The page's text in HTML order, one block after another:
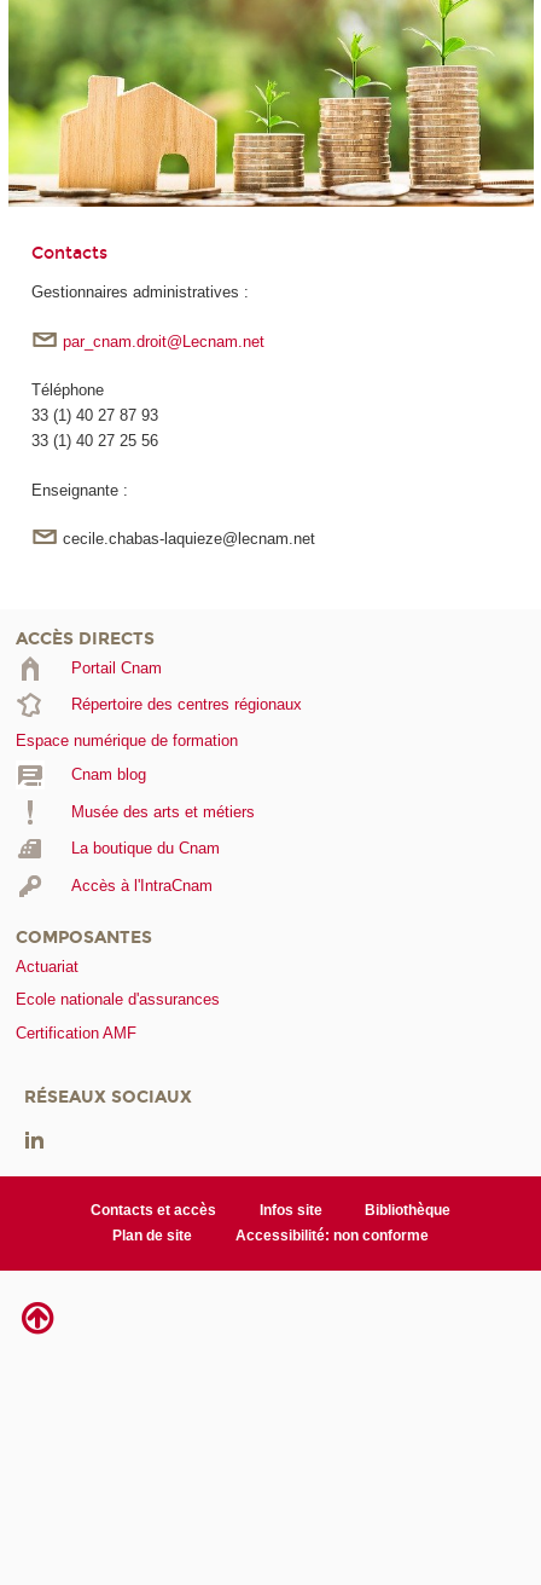
Contacts
Gestionnaires administratives :
par_cnam.droit@Lecnam.net
Téléphone
33 (1) 40 27 87 93
33 (1) 40 27 25 56
Enseignante :
cecile.chabas-laquieze@lecnam.net
ACCÈS DIRECTS
Portail Cnam
Répertoire des centres régionaux
Espace numérique de formation
Cnam blog
Musée des arts et métiers
La boutique du Cnam
Accès à l'IntraCnam
COMPOSANTES
Actuariat
Ecole nationale d'assurances
Certification AMF
RÉSEAUX SOCIAUX
Contacts et accès Infos site
Bibliothèque
Plan de site
Accessibilité: non conforme